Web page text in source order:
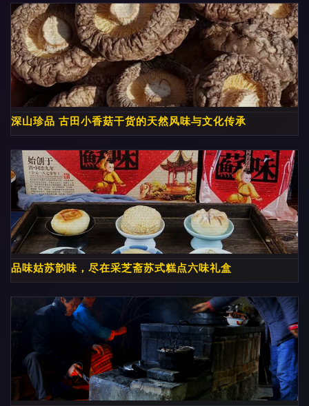
深山珍品 古田小香菇干货的天然风味与文化传承
品味姑苏韵味，尽在采芝斋苏式糕点六味礼盒